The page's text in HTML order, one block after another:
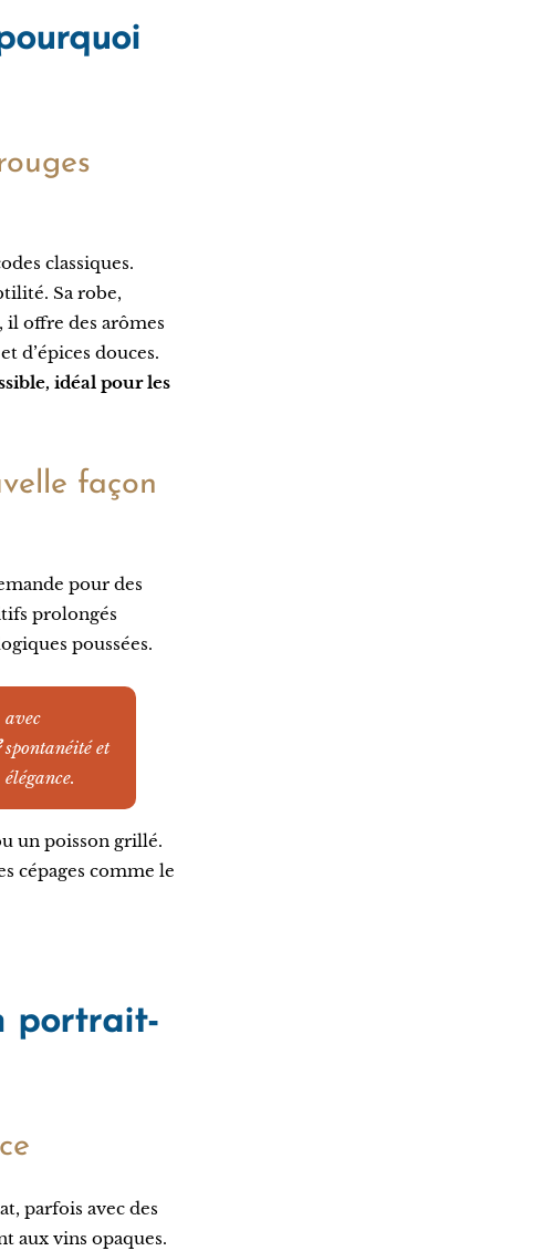
classiques.
Sa robe,
il offre des arômes
d’épices douces.
idéal pour les
façon
pour des
prolongés
poussées.
avec
spontanéité et
élégance.
un poisson grillé.
cépages comme le
portrait-
parfois avec des
aux vins opaques.